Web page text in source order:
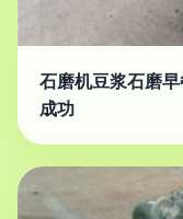
石磨机豆浆石磨
成功